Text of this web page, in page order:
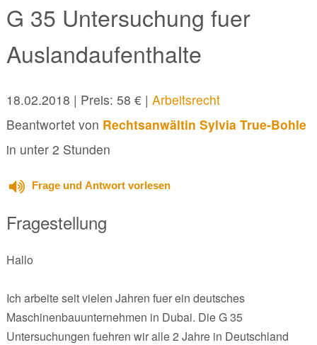
G 35 Untersuchung fuer
Auslandaufenthalte
18.02.2018 | Preis: 58 € | Arbeitsrecht
Beantwortet von Rechtsanwältin Sylvia True-Bohle
in unter 2 Stunden
Frage und Antwort vorlesen
Fragestellung
Hallo
Ich arbeite seit vielen Jahren fuer ein deutsches
Maschinenbauunternehmen in Dubai. Die G 35
Untersuchungen fuehren wir alle 2 Jahre in Deutschland